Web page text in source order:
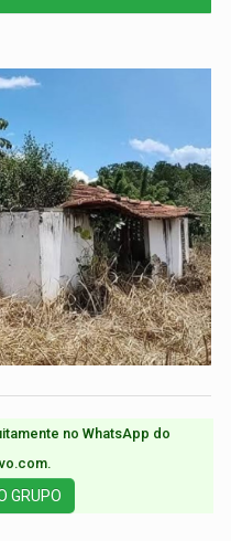
no WhatsApp do
GRUPO